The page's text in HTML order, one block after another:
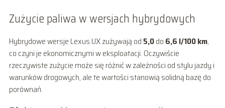
Zużycie paliwa w wersjach hybrydowych
Hybrydowe wersje Lexus UX zużywają od 5,0do 6,6 l/100 km,
co czyni je ekonomicznymi w eksploatacji. Oczywiście
rzeczywiste zużycie może się różnić w zależności od stylu jazdy i
warunków drogowych, ale te wartości stanowią solidną bazę do
porównań.